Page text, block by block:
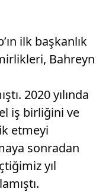
ilk başkanlık
Bahreyn
2020 yılında
iş birliğini ve
etmeyi
sonradan
yıl